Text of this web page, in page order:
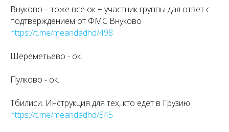
Внуково – тоже все ок + участник группы дал ответ с
подтверждением от ФМС Внуково
https://t.me/meandadhd/498
Шереметьево - ок.
Пулково - ок.
Тбилиси. Инструкция для тех, кто едет в Грузию:
https://t.me/meandadhd/545